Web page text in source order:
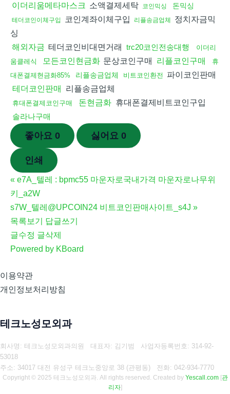
이더리움메타마스크 소액결제세탁 코인믹싱 돈믹싱
테더코인이체구입 코인계좌이체구입 리플송금업체
정치자금믹
싱
해외자금 테더코인비대면거래 trc20코인전송대행
이더리
움클레식
모든코인현금화 문상코인구매 리플코인구매
휴
대폰결제현금화85%
리플송금업체 비트코인환전 파이코인판매
테더코인판매 리플송금업체
휴대폰결제코인구매 돈현금화 휴대폰결제비트코인구입
솔라나구매
좋아요 0 싫어요 0
인쇄
« e7A_텔레 : bpmc55 마운자로국내가격 마운자로나무위
키_a2W
s7W_텔레@UPCOIN24 비트코인판매사이트_s4J »
목록보기 답글쓰기
글수정 글삭제
Powered by KBoard
이용약관
개인정보처리방침
테크노성모외과
회사명: 테크노성모외과의원 대표자: 김기범 사업자등록번호: 314-92-
53018
주소: 34017 대전 유성구 테크노중앙로 38 (관평동) 전화: 042-934-7770
Copyright © 2025 테크노성모외과. All rights reserved. Created by Yescall.com[관
리자]